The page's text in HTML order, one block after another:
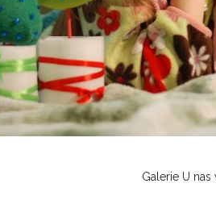
Galerie U